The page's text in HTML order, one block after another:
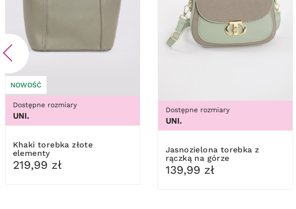
NOWOŚĆ
Dostępne rozmiary
UNI.
Khaki torebka złote
elementy
219,99 zł
Dostępne rozmiary
UNI.
Jasnozielona torebka z
rączką na górze
139,99 zł